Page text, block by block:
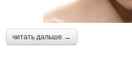
читать дальше →